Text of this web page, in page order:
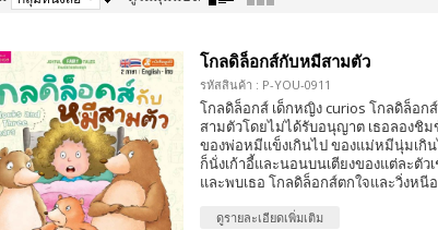
โกลดิล็อกส์กับหมีสามตัว
รหัสสินค้า : P-YOU-0911
โกลดิล็อกส์ เด็กหญิง curios โกลดิล็อก
สามตัวโดยไม่ได้รับอนุญาต เธอลองชิ
ของพ่อหมีแข็งเกินไป ของแม่หมีนุ่มเกิน
ก็นั่งเก้าอี้และนอนบนเตียงของแต่ละตั
และพบเธอ โกลดิล็อกส์ตกใจและวิ่งหนี
ดูรายละเอียดเพิ่มเติม